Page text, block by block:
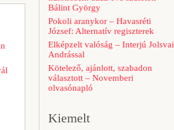
Bálint György
Pokoli aranykor – Havasréti
József: Alternatív regiszterek
Elképzelt valóság – Interjú Jolsvai
Andrással
Kötelező, ajánlott, szabadon
választott – Novemberi
olvasónapló
Kiemelt